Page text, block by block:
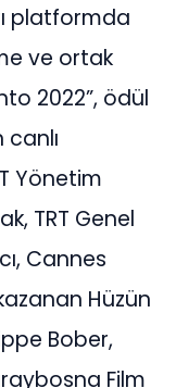
platformda
ve ortak
2022”, ödül
canlı
Yönetim
TRT Genel
Cannes
Hüzün
Bober,
Film